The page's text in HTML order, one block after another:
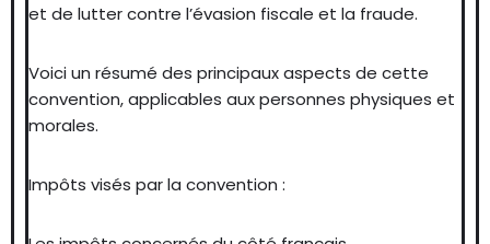
et de lutter contre l’évasion fiscale et la fraude.
Voici un résumé des principaux aspects de cette
convention, applicables aux personnes physiques et
morales.
Impôts visés par la convention :